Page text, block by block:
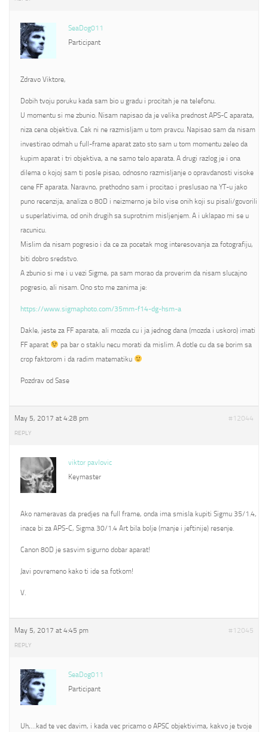
SeaDog011
Participant
Zdravo Viktore,
Dobih tvoju poruku kada sam bio u gradu i procitah je na telefonu.
U momentu si me zbunio. Nisam napisao da je velika prednost APS-C aparata,
niza cena objektiva. Cak ni ne razmisljam u tom pravcu. Napisao sam da nisam
investirao odmah u full-frame aparat zato sto sam u tom momentu zeleo da
kupim aparat i tri objektiva, a ne samo telo aparata. A drugi razlog je i ona
dilema o kojoj sam ti posle pisao, odnosno razmisljanje o opravdanosti visoke
cene FF aparata. Naravno, prethodno sam i procitao i preslusao na YT-u jako
puno recenzija, analiza o 80D i neizmerno je bilo vise onih koji su pisali/govorili
u superlativima, od onih drugih sa suprotnim misljenjem. A i uklapao mi se u
racunicu.
Mislim da nisam pogresio i da ce za pocetak mog interesovanja za fotografiju,
biti dobro sredstvo.
A zbunio si me i u vezi Sigme, pa sam morao da proverim da nisam slucajno
pogresio, ali nisam. Ono sto me zanima je:
https://www.sigmaphoto.com/35mm-f14-dg-hsm-a
Dakle, jeste za FF aparate, ali mozda cu i ja jednog dana (mozda i uskoro) imati
FF aparat
pa bar o staklu necu morati da mislim. A dotle cu da se borim sa
crop faktorom i da radim matematiku
Pozdrav od Sase
May 5, 2017 at 4:28 pm #12044
REPLY
viktor pavlovic
Keymaster
Ako nameravas da predjes na full frame, onda ima smisla kupiti Sigmu 35/1.4,
inace bi za APS-C, Sigma 30/1.4 Art bila bolje (manje i jeftinije) resenje.
Canon 80D je sasvim sigurno dobar aparat!
Javi povremeno kako ti ide sa fotkom!
V.
May 5, 2017 at 4:45 pm #12045
REPLY
SeaDog011
Participant
Uh,…kad te vec davim, i kada vec pricamo o APSC objektivima, kakvo je tvoje